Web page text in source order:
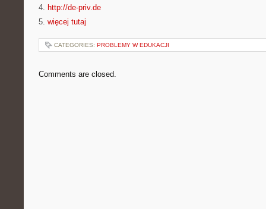
4. http://de-priv.de
5. więcej tutaj
CATEGORIES: PROBLEMY W EDUKACJI
Comments are closed.